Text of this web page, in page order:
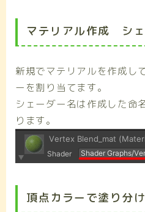
マテリアル作成 シ
新規でマテリアルを作成し
ーを割り当てます。
シェーダー名は作成した命
ります。
頂点カラーで塗り分